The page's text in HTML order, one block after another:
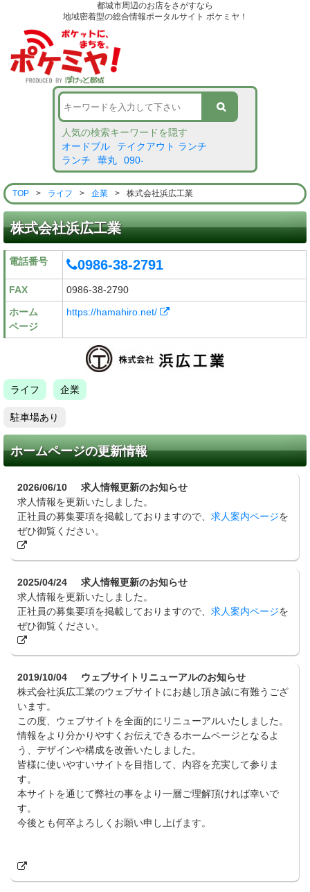
都城市周辺のお店をさがすなら
地域密着型の総合情報ポータルサイト ポケミヤ！
人気の検索キーワードを隠す
オードブル
テイクアウト ランチ
ランチ
華丸 090-
TOP > ライフ > 企業 > 株式会社浜広工業
株式会社浜広工業
電話番号 0986-38-2791
FAX
0986-38-2790
ホーム
ページ
https://hamahiro.net/
ライフ 企業
駐車場あり
ホームページの更新情報
2026/06/10
求人情報更新のお知らせ
求人情報を更新いたしました。
正社員の募集要項を掲載しておりますので、 求人案内ページを
ぜひ御覧ください。
2025/04/24
求人情報更新のお知らせ
求人情報を更新いたしました。
正社員の募集要項を掲載しておりますので、 求人案内ページを
ぜひ御覧ください。
2019/10/04
ウェブサイトリニューアルのお知らせ
株式会社浜広工業のウェブサイトにお越し頂き誠に有難うござ
います。
この度、ウェブサイトを全面的にリニューアルいたしました。
情報をより分かりやすくお伝えできるホームページとなるよ
う、デザインや構成を改善いたしました。
皆様に使いやすいサイトを目指して、内容を充実して参りま
す。
本サイトを通じて弊社の事をより一層ご理解頂ければ幸いで
す。
今後とも何卒よろしくお願い申し上げます。